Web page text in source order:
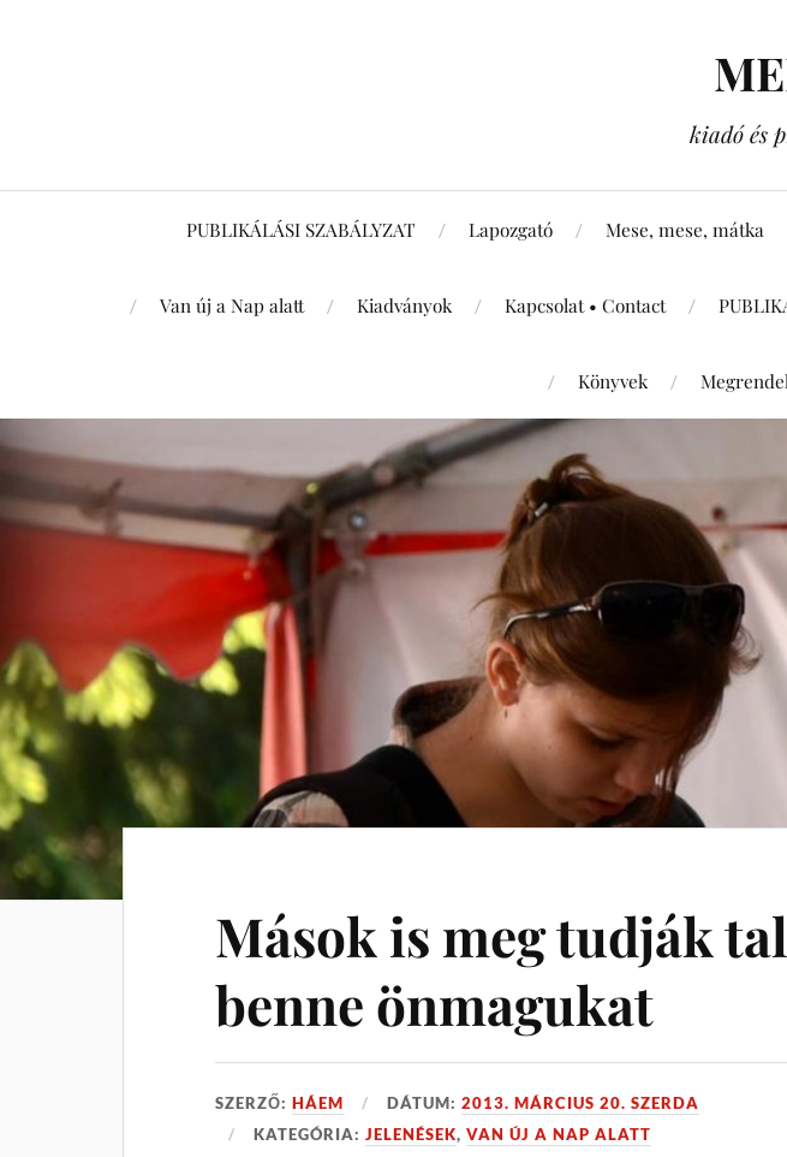
kiadó és
PUBLIKÁLÁSI SZABÁLYZAT Lapozgató Mese, mese, mátka
Van új a Nap alatt Kiadványok Kapcsolat • Contact
Könyvek
Mások is meg tudják
benne önmagukat
SZERZŐ:HÁEM DÁTUM:2013. MÁRCIUS 20. SZERDA
KATEGÓRIA:JELENÉSEK,VAN ÚJ A NAP ALATT